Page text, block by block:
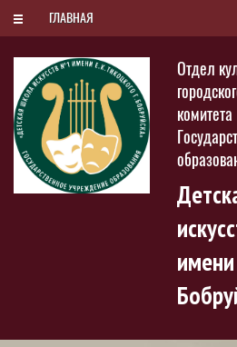
Пятница, 7 августа 2026
Отдел
комитета
имени
ГЛАВНАЯ